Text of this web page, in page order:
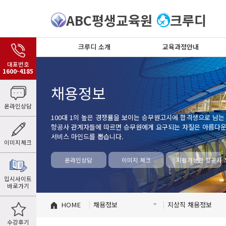
ABC평생교육원 크루디
크루디 소개 교육과정안내
채용정보
100대 1의 높은 경쟁률을 보이는 승무원고시에 합격생으로 남
항공사 관계자들에 따르면 승무원에게 요구되는 자질은 아름다
서비스 마인드를 뽑습니다.
온라인상담 이미지 체크 지원가능한 항공사
HOME 채용정보 지상직 채용정보
대표번호
1600-4185
온라인상담
이미지체크
입시사이트
바로가기
수강후기